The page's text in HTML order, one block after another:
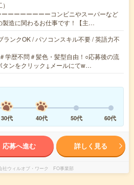
ーーーーーーーコンビニやスーパーなど
製造に関わるお仕事です！【主…
ランクOK / パソコンスキル不要 / 英語力不
学歴不問＃髪色・髪型自由！○応募後の流
タンをクリック↓メールにてw…
30代 40代 50代 60代
応募へ進む 詳しく見る
社ウィルオブ・ワーク FO事業部